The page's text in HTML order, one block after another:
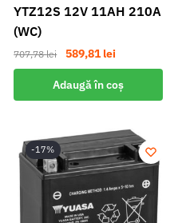
YTZ12S 12V 11AH 210A
(WC)
707,78lei
Prețul
inițial
a
fost:
589,81leiPrețul
curent
este:
589,81 lei.
Adaugă în coș
-17%